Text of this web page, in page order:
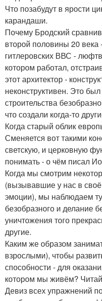
Что позабудут в ярости
карандаши.
Почему Бродский
второй половины 20
гитлеровских ВВС -
котором работал,
этот архитектор -
неконструктивен. Это
строительства
что создали когда-то
Когда старый облик
Сменяется вот такими
светскую, и церковную
понимать - о чём писал
Когда мы смотрим
(вызывавшие у нас в
эмоции), мы наблюдаем ту
безобразного и делание
уничтожения того
другие.
Каким же образом
взрослыми), чтобы
способности - для
котором мы живём?
Девиз всех упражнений